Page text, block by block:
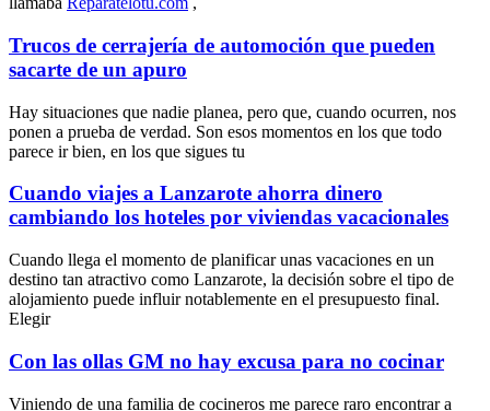
Trucos de cerrajería de automoción que pueden
sacarte de un apuro
Hay situaciones que nadie planea, pero que, cuando ocurren, nos
ponen a prueba de verdad. Son esos momentos en los que todo
parece ir bien, en los que sigues tu
Cuando viajes a Lanzarote ahorra dinero
cambiando los hoteles por viviendas vacacionales
Cuando llega el momento de planificar unas vacaciones en un
destino tan atractivo como Lanzarote, la decisión sobre el tipo de
alojamiento puede influir notablemente en el presupuesto final.
Elegir
Con las ollas GM no hay excusa para no cocinar
Viniendo de una familia de cocineros me parece raro encontrar a